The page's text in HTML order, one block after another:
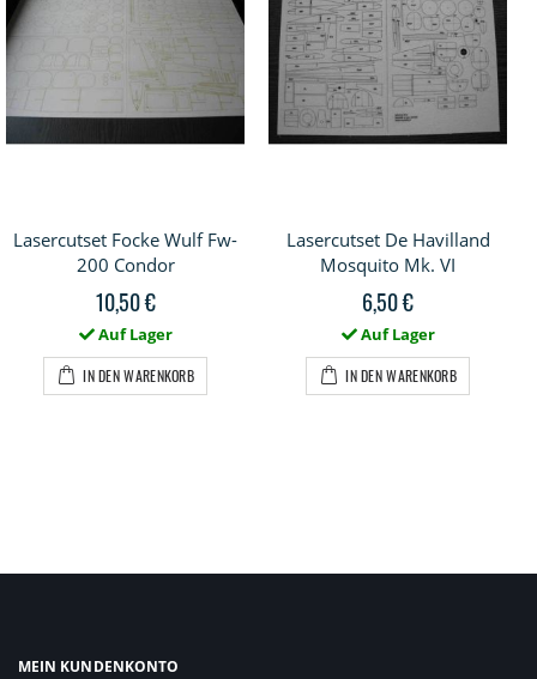
Lasercutset Focke Wulf Fw-
200 Condor
10,50 €
Auf Lager
IN DEN WARENKORB
Lasercutset De Havilland
Mosquito Mk. VI
6,50 €
Auf Lager
IN DEN WARENKORB
MEIN KUNDENKONTO